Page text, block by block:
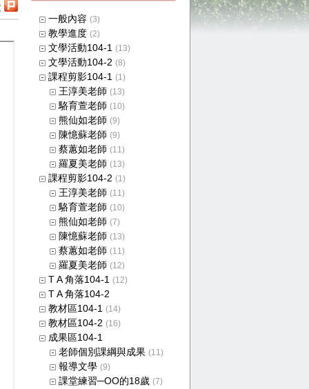
一般內容 (3)
教學進度 (2)
文學活動104-1 (13)
文學活動104-2 (8)
課程剪影104-1 (1)
王淳美老師 (13)
駱育萱老師 (10)
熊仙如老師 (9)
陳憶蘇老師 (9)
蔡蕙如老師 (11)
羅夏美老師 (13)
課程剪影104-2 (1)
王淳美老師 (11)
駱育萱老師 (10)
熊仙如老師 (7)
陳憶蘇老師 (13)
蔡蕙如老師 (11)
羅夏美老師 (12)
T A 角落104-1 (12)
T A 角落104-2
教材區104-1 (14)
教材區104-2 (16)
成果區104-1
老師個別課綱與成果 (11)
報導文學 (9)
課堂練習─OO的18歲 (7)